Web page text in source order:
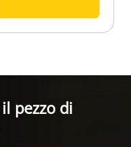
pezzo di